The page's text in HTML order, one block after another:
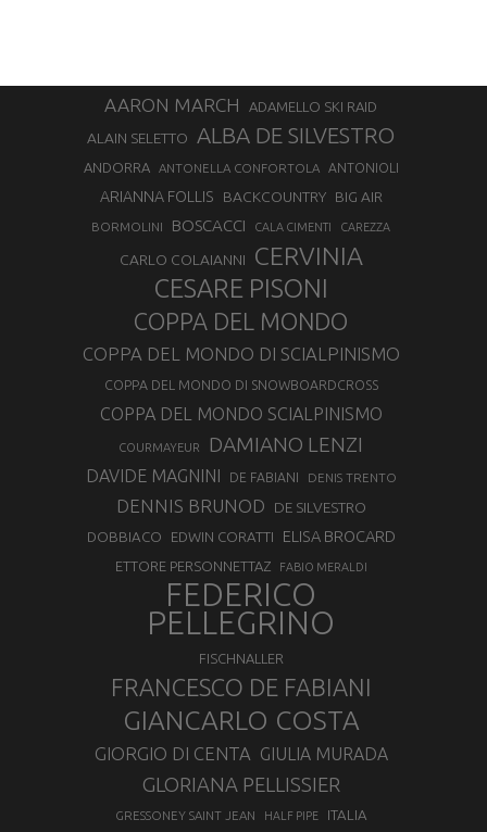
AARON MARCH ADAMELLO SKI RAID
ALAIN SELETTO ALBA DE SILVESTRO
ANDORRA ANTONELLA CONFORTOLA ANTONIOLI
ARIANNA FOLLIS BACKCOUNTRY BIG AIR
BORMOLINI BOSCACCI CALA CIMENTI CAREZZA
CARLO COLAIANNI CERVINIA
CESARE PISONI
COPPA DEL MONDO
COPPA DEL MONDO DI SCIALPINISMO
COPPA DEL MONDO DI SNOWBOARDCROSS
COPPA DEL MONDO SCIALPINISMO
COURMAYEUR DAMIANO LENZI
DAVIDE MAGNINI DE FABIANI DENIS TRENTO
DENNIS BRUNOD DE SILVESTRO
DOBBIACO EDWIN CORATTI ELISA BROCARD
ETTORE PERSONNETTAZ FABIO MERALDI
FEDERICO
PELLEGRINO
FISCHNALLER
FRANCESCO DE FABIANI
GIANCARLO COSTA
GIORGIO DI CENTA GIULIA MURADA
GLORIANA PELLISSIER
GRESSONEY SAINT JEAN HALF PIPE ITALIA